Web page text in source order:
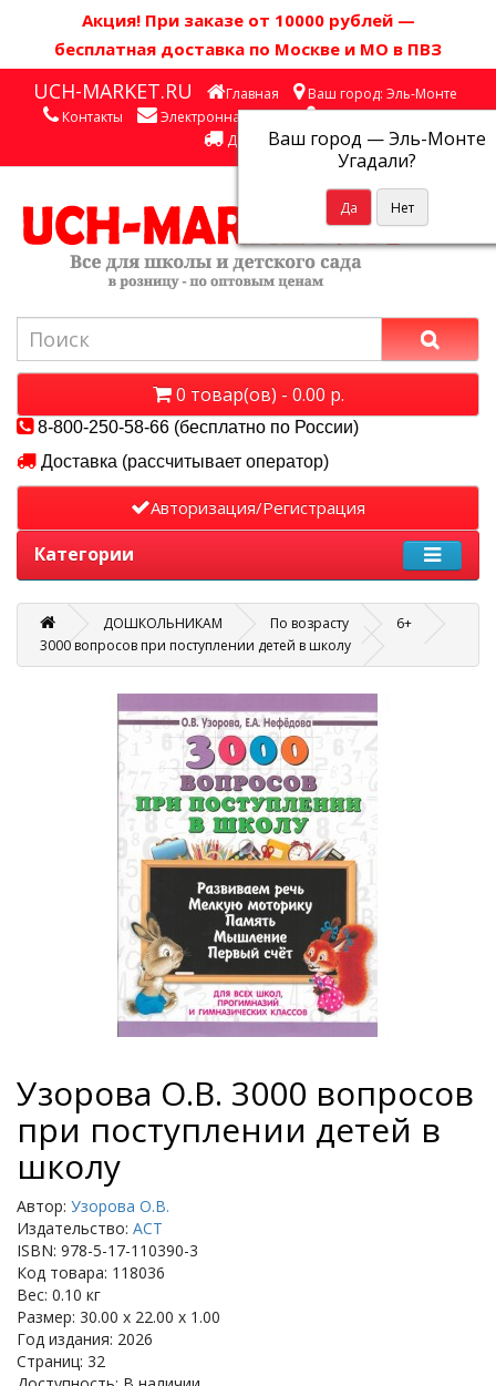
Акция! При заказе от 10000 рублей —
бесплатная доставка по Москве и МО в ПВЗ
UCH-MARKET.RU Главная Ваш город: Эль-Монте
Ваш город —Эль-Монте
Угадали?
Контакты Электронная почта
Личный кабинет
Доставка
0 товар(ов) - 0.00 р.
8-800-250-58-66 (бесплатно по России)
Доставка (рассчитывает оператор)
Авторизация/Регистрация
Категории
ДОШКОЛЬНИКАМ По возрасту
6+
3000 вопросов при поступлении детей в школу
Узорова О.В. 3000 вопросов
при поступлении детей в
школу
Автор: Узорова О.В.
Издательство: АСТ
ISBN: 978-5-17-110390-3
Код товара: 118036
Вес: 0.10 кг
Размер: 30.00 x 22.00 x 1.00
Год издания: 2026
Страниц: 32